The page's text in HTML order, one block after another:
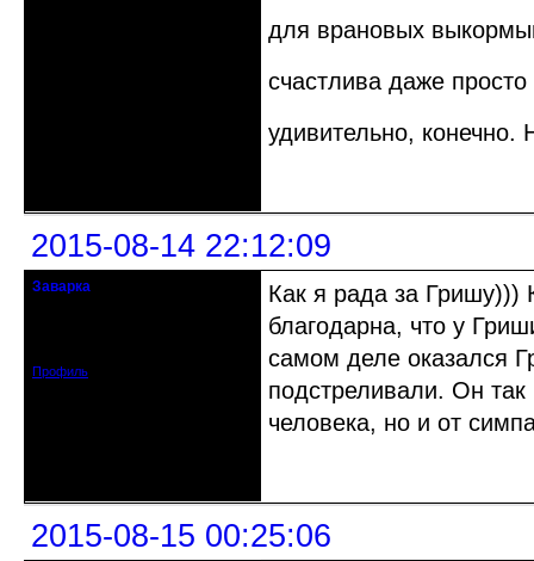
для врановых
счастлива даже
удивительно,
2015-08-14 22:12:09
Заварка
Профиль
Как я рада за Гришу)))
благодарна, что у
самом деле оказался
подстреливали. Он
человека, но и от
2015-08-15 00:25:06